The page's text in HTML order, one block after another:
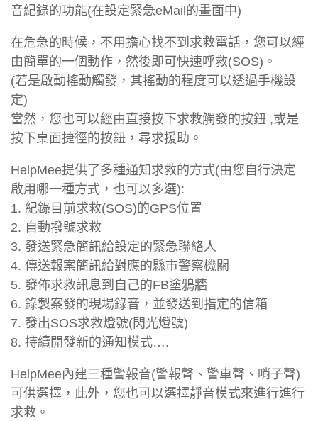
音紀錄的功能(在設定緊急eMail的畫面中)
在危急的時候，不用擔心找不到求救電話，您可以經
由簡單的一個動作，然後即可快速呼救(SOS)。
(若是啟動搖動觸發，其搖動的程度可以透過手機設
定)
當然，您也可以經由直接按下求救觸發的按鈕 ,或是
按下桌面捷徑的按鈕，尋求援助。
HelpMee提供了多種通知求救的方式(由您自行決定
啟用哪一種方式，也可以多選):
1. 紀錄目前求救(SOS)的GPS位置
2. 自動撥號求救
3. 發送緊急簡訊給設定的緊急聯絡人
4. 傳送報案簡訊給對應的縣市警察機關
5. 發佈求救訊息到自己的FB塗鴉牆
6. 錄製案發的現場錄音，並發送到指定的信箱
7. 發出SOS求救燈號(閃光燈號)
8. 持續開發新的通知模式….
HelpMee內建三種警報音(警報聲、警車聲、哨子聲)
可供選擇，此外，您也可以選擇靜音模式來進行進行
求救。